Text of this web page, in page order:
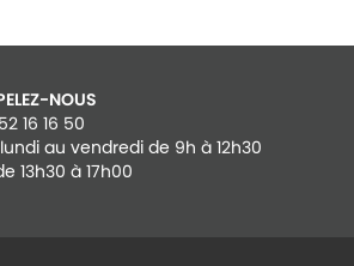
NOUS
16 16 50
au vendredi de 9h à 12h30
13h30 à 17h00